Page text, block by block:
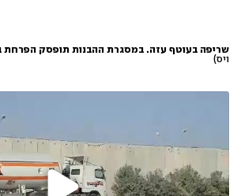
שריפה בעוטף עזה. במסגרת ההבנות תופסק הפרחת
ויס)